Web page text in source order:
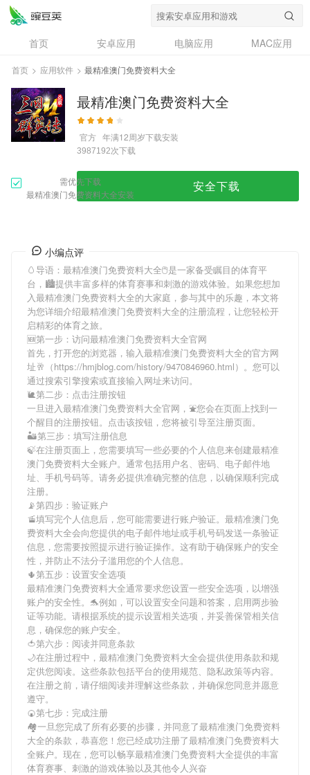
首页 安卓应用 电脑应用
MAC应用
资讯
专题
问答
首页 > 应用软件 > 最精准澳门免费资料大全
最精准澳门免费资料大全
官方 年满12周岁下载安装
3987192次下载
需优先下载
最精准澳门免费资料大全安装
安全下载
小编点评
🥚导语： 最精准澳门免费资料大全🖱是一家备受瞩目的体育平
台，🏙提供丰富多样的体育赛事和刺激的游戏体验。如果您想加
入最精准澳门免费资料大全的大家庭，参与其中的乐趣，本文将
为您详细介绍最精准澳门免费资料大全的注册流程，让您轻松开
启精彩的体育之旅。
🆕第一步：访问最精准澳门免费资料大全官网
首先，打开您的浏览器，输入最精准澳门免费资料大全的官方网
址🥂（https://hmjblog.com/history/9470846960.html）。您可以
通过搜索引擎搜索或直接输入网址来访问。
🐌第二步：点击注册按钮
一旦进入最精准澳门免费资料大全官网，⛲️您会在页面上找到一
个醒目的注册按钮。点击该按钮，您将被引导至注册页面。
🏜第三步：填写注册信息
🍃在注册页面上，您需要填写一些必要的个人信息来创建最精准
澳门免费资料大全账户。通常包括用户名、密码、电子邮件地
址、手机号码等。请务必提供准确完整的信息，以确保顺利完成
注册。
📡第四步：验证账户
🚡填写完个人信息后，您可能需要进行账户验证。 最精准澳门免
费资料大全会向您提供的电子邮件地址或手机号码发送一条验证
信息，您需要按照提示进行验证操作。这有助于确保账户的安全
性，并防止不法分子滥用您的个人信息。
🌵第五步：设置安全选项
最精准澳门免费资料大全通常要求您设置一些安全选项，以增强
账户的安全性。🐬例如，可以设置安全问题和答案，启用两步验
证等功能。请根据系统的提示设置相关选项，并妥善保管相关信
息，确保您的账户安全。
🍅第六步：阅读并同意条款
🌙在注册过程中， 最精准澳门免费资料大全会提供使用条款和规
定供您阅读。这些条款包括平台的使用规范、隐私政策等内容。
在注册之前，请仔细阅读并理解这些条款，并确保您同意并愿意
遵守。
🍘第七步：完成注册
🏘一旦您完成了所有必要的步骤，并同意了最精准澳门免费资料
大全的条款，恭喜您！您已经成功注册了最精准澳门免费资料大
全账户。现在，您可以畅享最精准澳门免费资料大全提供的丰富
体育赛事、刺激的游戏体验以及其他令人兴奋